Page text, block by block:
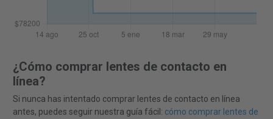
¿Cómo comprar lentes de contacto en
línea?
Si nunca has intentado comprar lentes de contacto en línea
antes, puedes seguir nuestra guía fácil: cómo comprar lentes de